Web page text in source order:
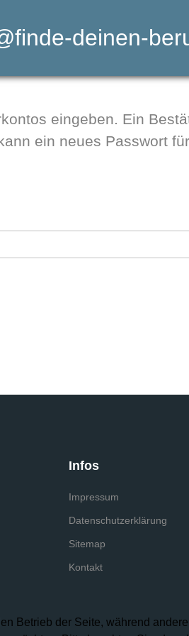
deinen-
eingeben. Ein
ein neues Passwort
Infos
Impressum
Datenschutzerklärung
Sitemap
Kontakt
Betrieb der Seite, während